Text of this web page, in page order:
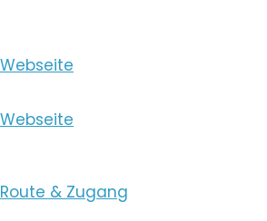
Webseite
Webseite
Route & Zugang